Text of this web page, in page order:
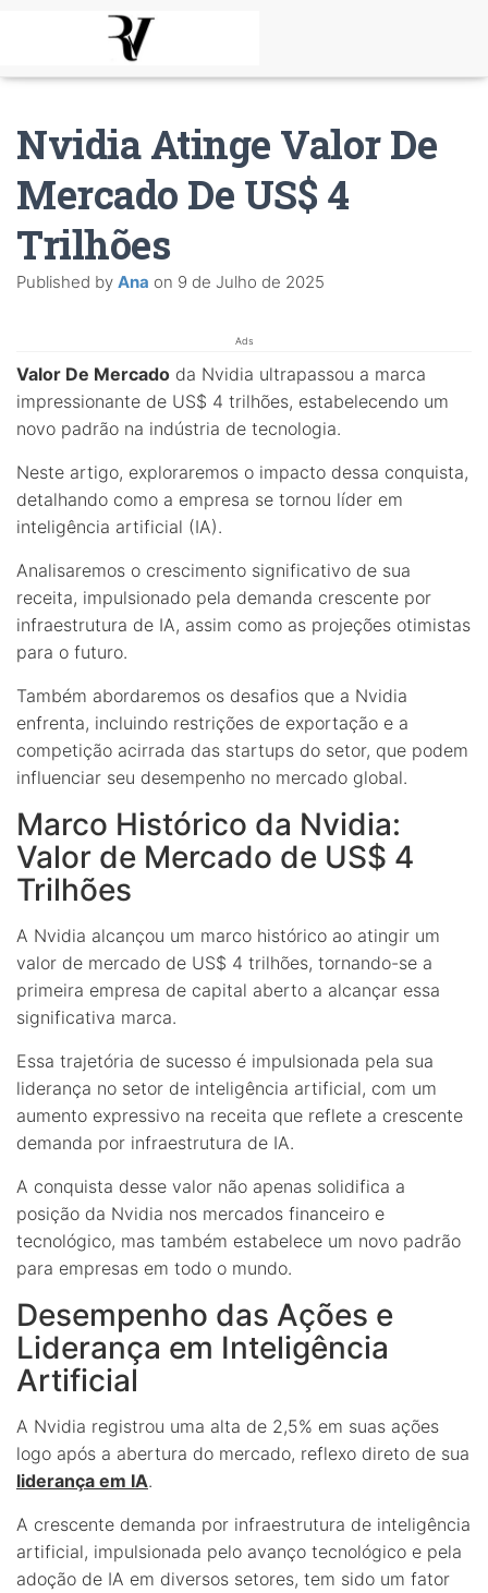
Nvidia Atinge Valor De
Mercado De US$ 4
Trilhões
Published by Ana on 9 de Julho de 2025
Ads
Valor De Mercado da Nvidia ultrapassou a marca
impressionante de US$ 4 trilhões, estabelecendo um
novo padrão na indústria de tecnologia.
Neste artigo, exploraremos o impacto dessa conquista,
detalhando como a empresa se tornou líder em
inteligência artificial (IA).
Analisaremos o crescimento significativo de sua
receita, impulsionado pela demanda crescente por
infraestrutura de IA, assim como as projeções otimistas
para o futuro.
Também abordaremos os desafios que a Nvidia
enfrenta, incluindo restrições de exportação e a
competição acirrada das startups do setor, que podem
influenciar seu desempenho no mercado global.
Marco Histórico da Nvidia:
Valor de Mercado de US$ 4
Trilhões
A Nvidia alcançou um marco histórico ao atingir um
valor de mercado de US$ 4 trilhões, tornando-se a
primeira empresa de capital aberto a alcançar essa
significativa marca.
Essa trajetória de sucesso é impulsionada pela sua
liderança no setor de inteligência artificial, com um
aumento expressivo na receita que reflete a crescente
demanda por infraestrutura de IA.
A conquista desse valor não apenas solidifica a
posição da Nvidia nos mercados financeiro e
tecnológico, mas também estabelece um novo padrão
para empresas em todo o mundo.
Desempenho das Ações e
Liderança em Inteligência
Artificial
A Nvidia registrou uma alta de 2,5% em suas ações
logo após a abertura do mercado, reflexo direto de sua
liderança em IA.
A crescente demanda por infraestrutura de inteligência
artificial, impulsionada pelo avanço tecnológico e pela
adoção de IA em diversos setores, tem sido um fator